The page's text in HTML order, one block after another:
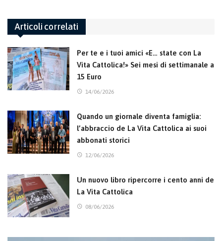
Articoli correlati
Per te e i tuoi amici «E… state con La
Vita Cattolica!» Sei mesi di settimanale a
15 Euro
14/06/2026
Quando un giornale diventa famiglia:
l’abbraccio de La Vita Cattolica ai suoi
abbonati storici
12/06/2026
Un nuovo libro ripercorre i cento anni de
La Vita Cattolica
08/06/2026